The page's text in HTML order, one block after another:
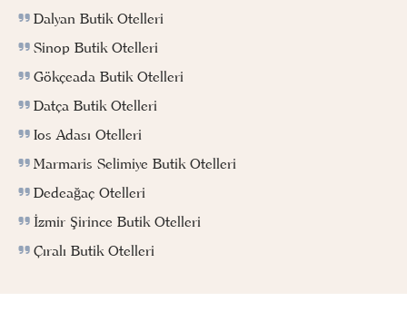
Dalyan Butik Otelleri
Sinop Butik Otelleri
Gökçeada Butik Otelleri
Datça Butik Otelleri
Ios Adası Otelleri
Marmaris Selimiye Butik Otelleri
Dedeağaç Otelleri
İzmir Şirince Butik Otelleri
Çıralı Butik Otelleri